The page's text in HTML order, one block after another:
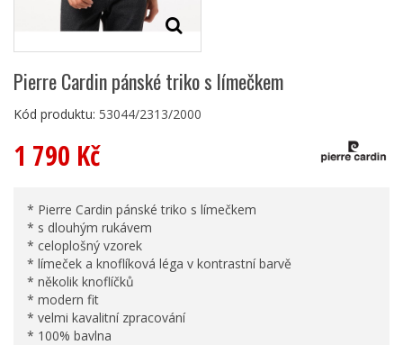
Pierre Cardin pánské triko s límečkem
Kód produktu: 53044/2313/2000
1 790 Kč
* Pierre Cardin pánské triko s límečkem
* s dlouhým rukávem
* celoplošný vzorek
* límeček a knoflíková léga v kontrastní barvě
* několik knoflíčků
* modern fit
* velmi kavalitní zpracování
* 100% bavlna